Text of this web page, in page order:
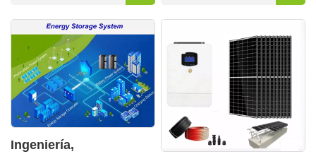
Ingeniería,